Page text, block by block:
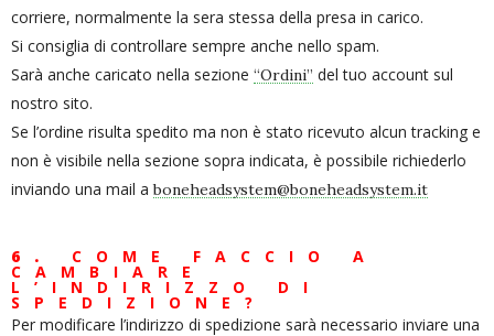
corriere, normalmente la sera stessa della presa in carico.
Si consiglia di controllare sempre anche nello spam.
Sarà anche caricato nella sezione “Ordini” del tuo account sul
nostro sito.
Se l’ordine risulta spedito ma non è stato ricevuto alcun tracking e
non è visibile nella sezione sopra indicata, è possibile richiederlo
inviando una mail aboneheadsystem@boneheadsystem.it
6. COME FACCIO A
CAMBIARE
L’INDIRIZZO DI
SPEDIZIONE?
Per modificare l’indirizzo di spedizione sarà necessario inviare una